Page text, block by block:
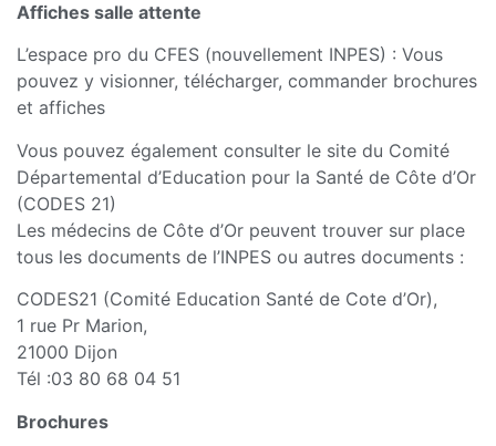
Affiches salle attente
L’espace pro du CFES (nouvellement INPES) : Vous
pouvez y visionner, télécharger, commander brochures
et affiches
Vous pouvez également consulter le site du Comité
Départemental d’Education pour la Santé de Côte d’Or
(CODES 21)
Les médecins de Côte d’Or peuvent trouver sur place
tous les documents de l’INPES ou autres documents :
CODES21 (Comité Education Santé de Cote d’Or),
1 rue Pr Marion,
21000 Dijon
Tél :03 80 68 04 51
Brochures